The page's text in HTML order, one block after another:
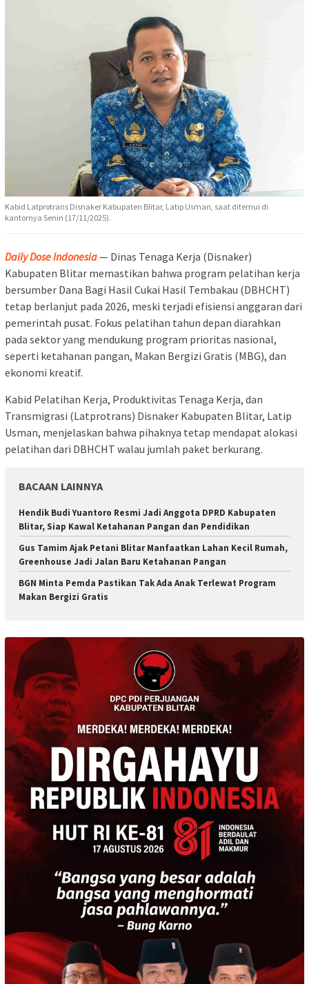
Kabid Latprotrans Disnaker Kabupaten Blitar, Latip Usman, saat ditemui di
kantornya Senin (17/11/2025).
Daily Dose Indonesia— Dinas Tenaga Kerja (Disnaker)
Kabupaten Blitar memastikan bahwa program pelatihan kerja
bersumber Dana Bagi Hasil Cukai Hasil Tembakau (DBHCHT)
tetap berlanjut pada 2026, meski terjadi efisiensi anggaran dari
pemerintah pusat. Fokus pelatihan tahun depan diarahkan
pada sektor yang mendukung program prioritas nasional,
seperti ketahanan pangan, Makan Bergizi Gratis (MBG), dan
ekonomi kreatif.
Kabid Pelatihan Kerja, Produktivitas Tenaga Kerja, dan
Transmigrasi (Latprotrans) Disnaker Kabupaten Blitar, Latip
Usman, menjelaskan bahwa pihaknya tetap mendapat alokasi
pelatihan dari DBHCHT walau jumlah paket berkurang.
BACAAN LAINNYA
Hendik Budi Yuantoro Resmi Jadi Anggota DPRD Kabupaten
Blitar, Siap Kawal Ketahanan Pangan dan Pendidikan
Gus Tamim Ajak Petani Blitar Manfaatkan Lahan Kecil Rumah,
Greenhouse Jadi Jalan Baru Ketahanan Pangan
BGN Minta Pemda Pastikan Tak Ada Anak Terlewat Program
Makan Bergizi Gratis